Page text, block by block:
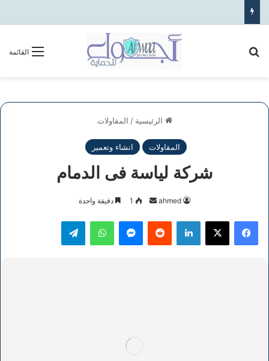
القائمة
الرئيسية / المقاولات
المقاولات انشاء وتعمير
شركة لياسة فى الدمام
ahmed
أرسل
إلكترونيا
1 دقيقة واحدة
فيسبوك ‫X لينكدإن ماسنجر واتساب تيلقرام